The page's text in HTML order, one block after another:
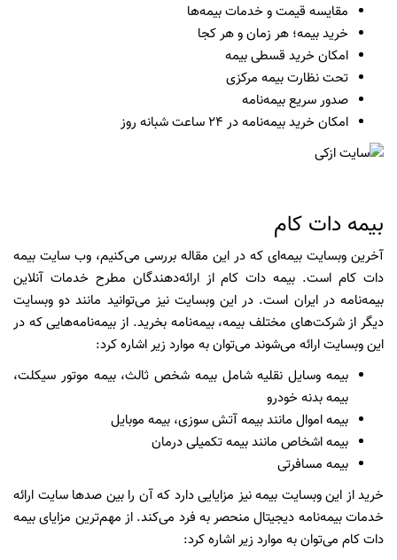
مقایسه قیمت و خدمات بیمه‌ها
خرید بیمه؛ هر زمان و هر کجا
امکان خرید قسطی بیمه
تحت نظارت بیمه مرکزی
صدور سریع بیمه‌نامه
امکان خرید بیمه‌نامه در 24 ساعت شبانه روز
بیمه دات کام
آخرین وبسایت بیمه‌ای که در این مقاله بررسی می‌کنیم، وب سایت بیمه
دات کام است. بیمه دات کام از ارائه‌دهندگان مطرح خدمات آنلاین
بیمه‌نامه در ایران است. در این وبسایت نیز می‌توانید مانند دو وبسایت
دیگر از شرکت‌های مختلف بیمه، بیمه‌نامه بخرید. از بیمه‌نامه‌هایی که در
این وبسایت ارائه می‌شوند می‌توان به موارد زیر اشاره کرد:
بیمه وسایل نقلیه شامل بیمه شخص ثالث، بیمه موتور سیکلت،
بیمه بدنه خودرو
بیمه اموال مانند بیمه آتش سوزی، بیمه موبایل
بیمه اشخاص مانند بیمه تکمیلی درمان
بیمه مسافرتی
خرید از این وبسایت بیمه نیز مزایایی دارد که آن را بین صدها سایت ارائه
خدمات بیمه‌نامه دیجیتال منحصر به فرد می‌کند. از مهم‌ترین مزایای بیمه
دات کام می‌توان به موارد زیر اشاره کرد: